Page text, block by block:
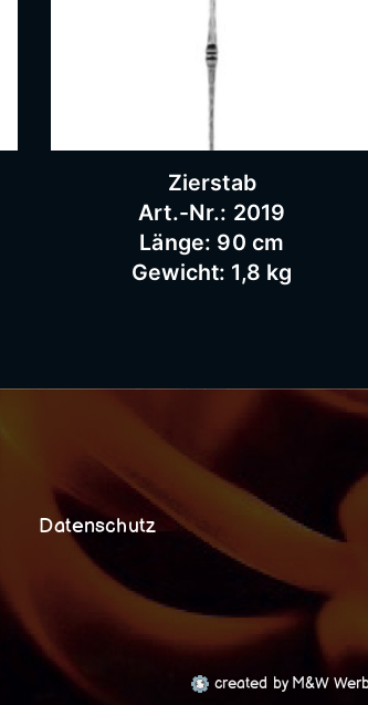
Zierstab
Art.-Nr.: 2019
Länge: 90 cm
Gewicht: 1,8 kg
Datenschutz
created by M&W